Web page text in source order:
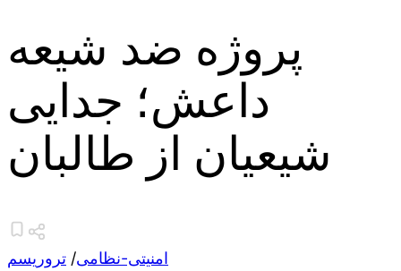
پروژه ضد شیعه
داعش؛ جدایی
شیعیان از طالبان
امنیتی-نظامی/ تروریسم